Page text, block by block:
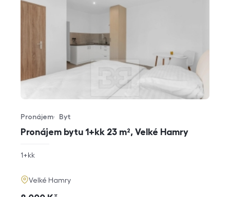
Pronájem bytu 1+kk 23 m², Velké Hamry
Typ nabídky
Pronájem
Typ nemovitosti
Byt
rozměry
1+kk
adresa
Velké Hamry